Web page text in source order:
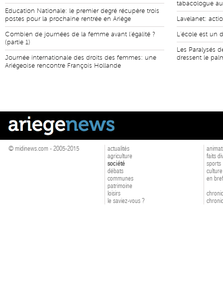
Education Nationale: le premier degré récupère trois
postes pour la prochaine rentrée en Ariège
Combien de journées de la femme avant l'égalité ?
(partie 1)
Journée internationale des droits des femmes: une
Ariégeoise rencontre François Hollande
tabacologue
Lavelanet:
L'école est un
Les Paralysés
dressent le
© midinews.com - 2005-2015
actualités
agriculture
société
débats
communes
patrimoine
loisirs
le saviez-vous ?
faits
sports
culture
en bref